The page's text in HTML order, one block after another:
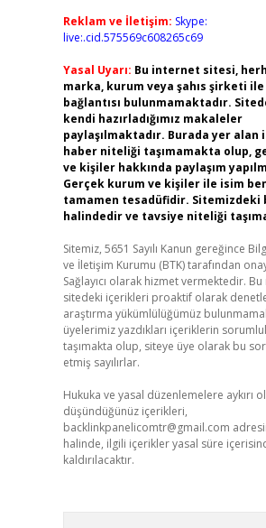
Reklam ve İletişim: Skype:
live:.cid.575569c608265c69
Yasal Uyarı: Bu internet sitesi,
marka, kurum veya şahıs şirketi
bağlantısı bulunmamaktadır.
kendi hazırladığımız makaleler
paylaşılmaktadır. Burada yer
haber niteliği taşımamakta olup,
ve kişiler hakkında paylaşım
Gerçek kurum ve kişiler ile isim
tamamen tesadüfidir.
halindedir ve tavsiye niteliği
Sitemiz, 5651 Sayılı Kanun gereğince
ve İletişim Kurumu (BTK) tarafından
Sağlayıcı olarak hizmet vermektedir.
sitedeki içerikleri proaktif olarak
araştırma yükümlülüğümüz
üyelerimiz yazdıkları içeriklerin
taşımakta olup, siteye üye olarak bu
etmiş sayılırlar.
Hukuka ve yasal düzenlemelere aykırı
düşündüğünüz içerikleri,
backlinkpanelicomtr@gmail.com
halinde, ilgili içerikler yasal süre
kaldırılacaktır.